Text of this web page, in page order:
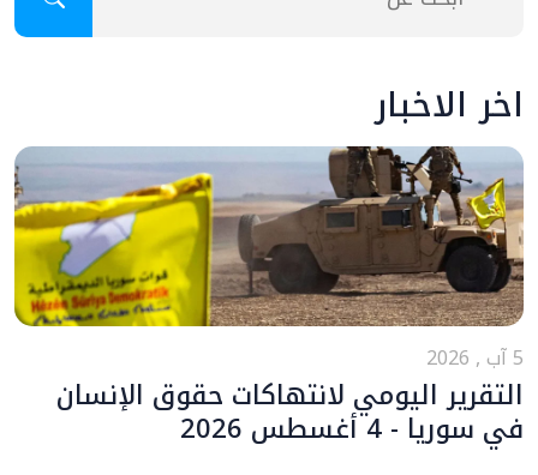
اخر الاخبار
5 آب , 2026
التقرير اليومي لانتهاكات حقوق الإنسان
في سوريا - 4 أغسطس 2026